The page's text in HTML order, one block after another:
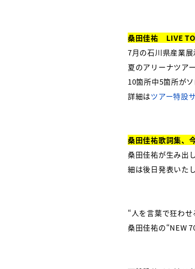
桑田佳祐 LIVE
7月の石川県産業
夏のアリーナツア
10箇所中5箇所が
詳細はツアー特設
桑田佳祐歌詞集、
桑田佳祐が生み出
細は後日発表いた
“人を言葉で狂わ
桑田佳祐の“NEW